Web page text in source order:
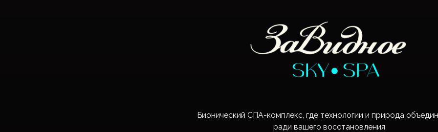
Бионический СПА-комплекс, где технологии и природа
ради вашего восстановления